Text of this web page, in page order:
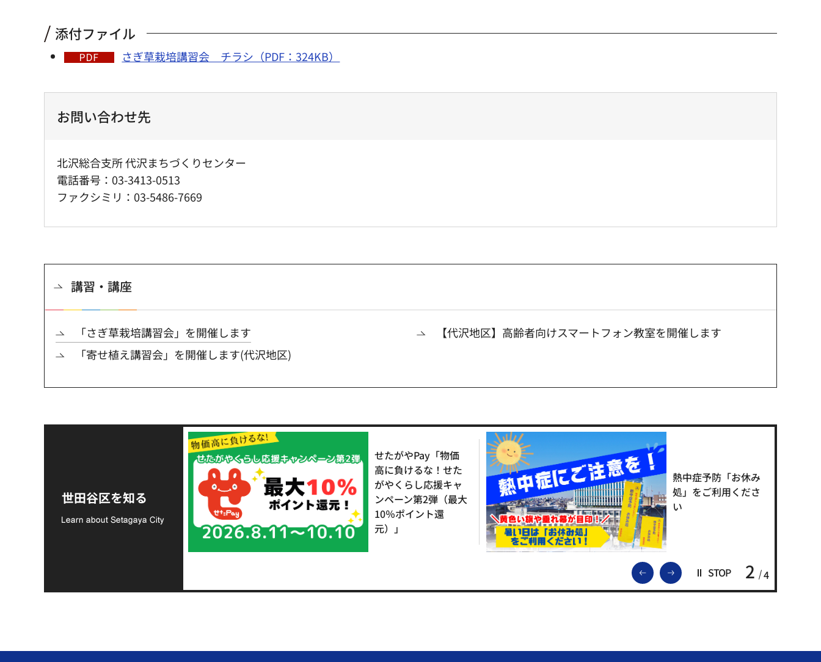
添付ファイル
さぎ草栽培講習会 チラシ（PDF：324KB）
お問い合わせ先
北沢総合支所 代沢まちづくりセンター
電話番号：03-3413-0513
ファクシミリ：03-5486-7669
講習・講座
「さぎ草栽培講習会」を開催します
【代沢地区】高齢者向けスマートフォン教室を開催します
「寄せ植え講習会」を開催します(代沢地区)
世田谷区を知る
前のスライドを表示
次のスライドを表示
STOP 2 4
支援金の募集につい
て
せたがやPay「物価
高に負けるな！せた
がやくらし応援キャ
ンペーン第2弾（最大
10％ポイント還
元）」
熱中症予防「お休み
処」をご利用くださ
い